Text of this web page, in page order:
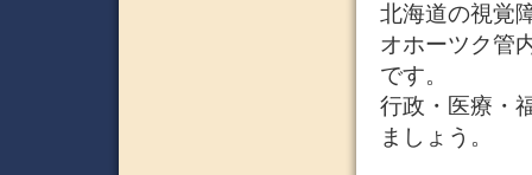
北海道の視覚
オホーツク管
です。
行政・医療・
ましょう。